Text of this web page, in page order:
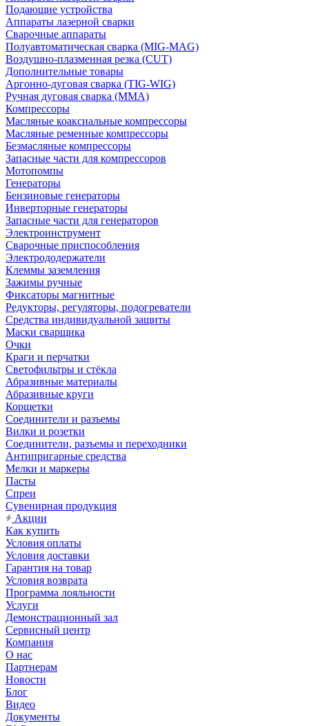
Подающие устройства
Аппараты лазерной сварки
Сварочные аппараты
Полуавтоматическая сварка (MIG-MAG)
Воздушно-плазменная резка (CUT)
Дополнительные товары
Аргонно-дуговая сварка (TIG-WIG)
Ручная дуговая сварка (MMA)
Компрессоры
Масляные коаксиальные компрессоры
Масляные ременные компрессоры
Безмасляные компрессоры
Запасные части для компрессоров
Мотопомпы
Генераторы
Бензиновые генераторы
Инверторные генераторы
Запасные части для генераторов
Электроинструмент
Сварочные приспособления
Электрододержатели
Клеммы заземления
Зажимы ручные
Фиксаторы магнитные
Редукторы, регуляторы, подогреватели
Средства индивидуальной защиты
Маски сварщика
Очки
Краги и перчатки
Светофильтры и стёкла
Абразивные материалы
Абразивные круги
Корщетки
Соединители и разъемы
Вилки и розетки
Соединители, разъемы и переходники
Антипригарные средства
Мелки и маркеры
Пасты
Спреи
Сувенирная продукция
Акции
Как купить
Условия оплаты
Условия доставки
Гарантия на товар
Условия возврата
Программа лояльности
Услуги
Демонстрационный зал
Сервисный центр
Компания
О нас
Партнерам
Новости
Блог
Видео
Документы